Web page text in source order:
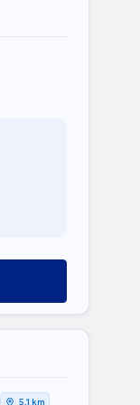
5,1 km